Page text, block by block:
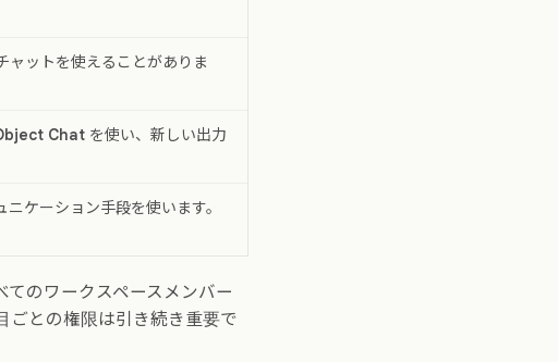
ャットを使えることがありま
Chatを使い、新しい出力
ケーション手段を使います。
のワークスペースメンバー
ごとの権限は引き続き重要で